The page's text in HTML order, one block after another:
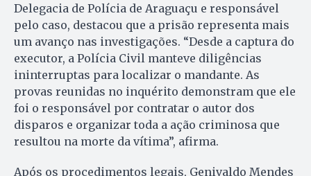
Delegacia de Polícia de Araguaçu e responsável
pelo caso, destacou que a prisão representa mais
um avanço nas investigações. “Desde a captura do
executor, a Polícia Civil manteve diligências
ininterruptas para localizar o mandante. As
provas reunidas no inquérito demonstram que ele
foi o responsável por contratar o autor dos
disparos e organizar toda a ação criminosa que
resultou na morte da vítima”, afirma.
Após os procedimentos legais, Genivaldo Mendes